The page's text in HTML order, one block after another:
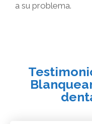
a su problema.